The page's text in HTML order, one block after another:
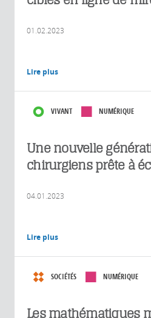
01.02.2023
Lire plus
VIVANT NUMÉRIQUE
Une nouvelle
chirurgiens prête à
04.01.2023
Lire plus
SOCIÉTÉS NUMÉRIQUE
Les mathématiques